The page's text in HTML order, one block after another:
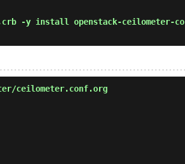
-y install openstack-ceilometer-co
ceilometer.conf.org